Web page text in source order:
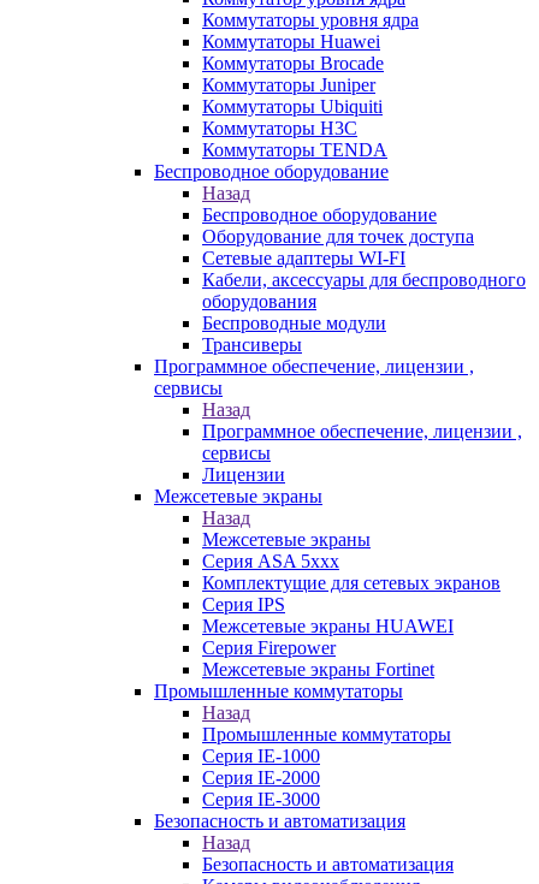
Коммутаторы уровня ядра
Коммутаторы Huawei
Коммутаторы Brocade
Коммутаторы Juniper
Коммутаторы Ubiquiti
Коммутаторы H3C
Коммутаторы TENDA
Беспроводное оборудование
Назад
Беспроводное оборудование
Оборудование для точек доступа
Сетевые адаптеры WI-FI
Кабели, аксессуары для беспроводного
оборудования
Беспроводные модули
Трансиверы
Программное обеспечение, лицензии ,
сервисы
Назад
Программное обеспечение, лицензии ,
сервисы
Лицензии
Межсетевые экраны
Назад
Межсетевые экраны
Серия ASA 5xxx
Комплектущие для сетевых экранов
Серия IPS
Межсетевые экраны HUAWEI
Серия Firepower
Межсетевые экраны Fortinet
Промышленные коммутаторы
Назад
Промышленные коммутаторы
Серия IE-1000
Серия IE-2000
Серия IE-3000
Безопасность и автоматизация
Назад
Безопасность и автоматизация